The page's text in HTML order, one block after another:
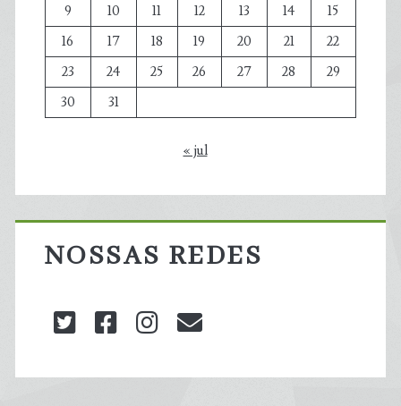
9
10 11 12 13 14
15
16
17 18 19 20 21
22
23
24 25 26 27 28
29
30
31
« jul
NOSSAS REDES
twitterfacebookinstagram